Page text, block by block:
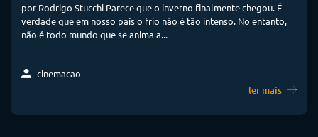
por Rodrigo Stucchi Parece que o inverno finalmente chegou. É
verdade que em nosso país o frio não é tão intenso. No entanto,
não é todo mundo que se anima a...
cinemacao
ler mais